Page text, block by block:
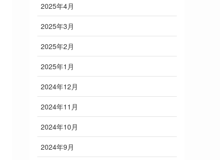
2025年4月
2025年3月
2025年2月
2025年1月
2024年12月
2024年11月
2024年10月
2024年9月